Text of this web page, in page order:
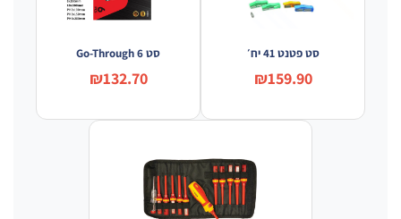
סט פטנט 41 יח׳
₪159.90
₪132.70